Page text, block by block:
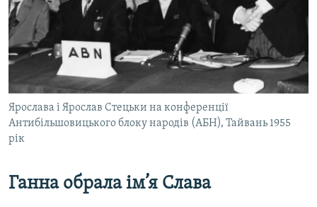
Ярослава і Ярослав Стецьки на конференції
Антибільшовицького блоку народів (АБН), Тайвань 1955
рік
Ганна обрала ім’я Слава